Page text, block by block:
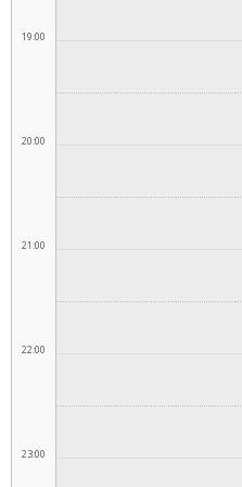
19:00
20:00
21:00
22:00
23:00